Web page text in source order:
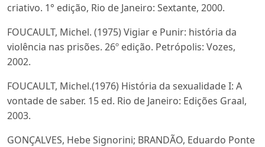
criativo. 1° edição, Rio de Janeiro: Sextante, 2000.
FOUCAULT, Michel. (1975) Vigiar e Punir: história da
violência nas prisões. 26º edição. Petrópolis: Vozes,
2002.
FOUCAULT, Michel.(1976) História da sexualidade I: A
vontade de saber. 15 ed. Rio de Janeiro: Edições Graal,
2003.
GONÇALVES, Hebe Signorini; BRANDÃO, Eduardo Ponte